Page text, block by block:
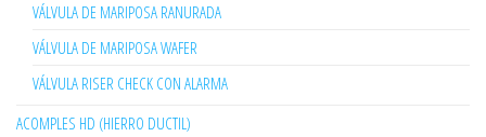
VÁLVULA DE MARIPOSA RANURADA
VÁLVULA DE MARIPOSA WAFER
VÁLVULA RISER CHECK CON ALARMA
ACOMPLES HD (HIERRO DUCTIL)